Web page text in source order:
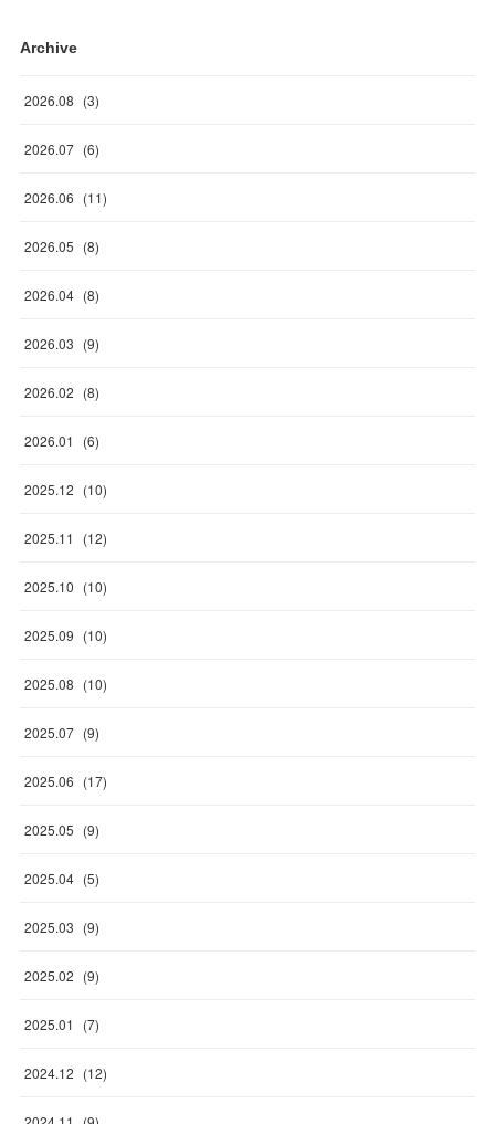
Archive
2026.08 (3)
2026.07 (6)
2026.06 (11)
2026.05 (8)
2026.04 (8)
2026.03 (9)
2026.02 (8)
2026.01 (6)
2025.12 (10)
2025.11 (12)
2025.10 (10)
2025.09 (10)
2025.08 (10)
2025.07 (9)
2025.06 (17)
2025.05 (9)
2025.04 (5)
2025.03 (9)
2025.02 (9)
2025.01 (7)
2024.12 (12)